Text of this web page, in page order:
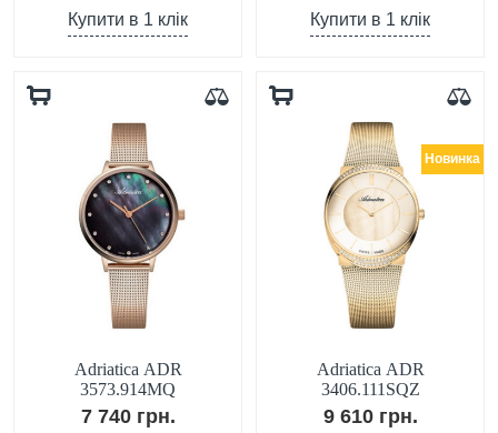
Купити в 1 клік Купити в 1 клік
Adriatica ADR
3573.914MQ
7 740 грн.
Новинка
Adriatica ADR
3406.111SQZ
9 610 грн.